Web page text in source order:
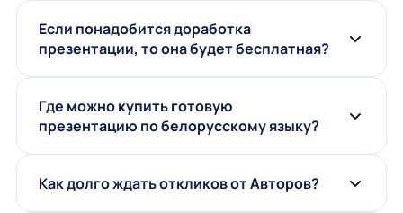
Если понадобится доработка
презентации, то она будет бесплатная?
Где можно купить готовую
презентацию по белорусскому языку?
Как долго ждать откликов от Авторов?